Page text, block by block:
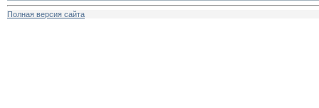
Полная версия сайта